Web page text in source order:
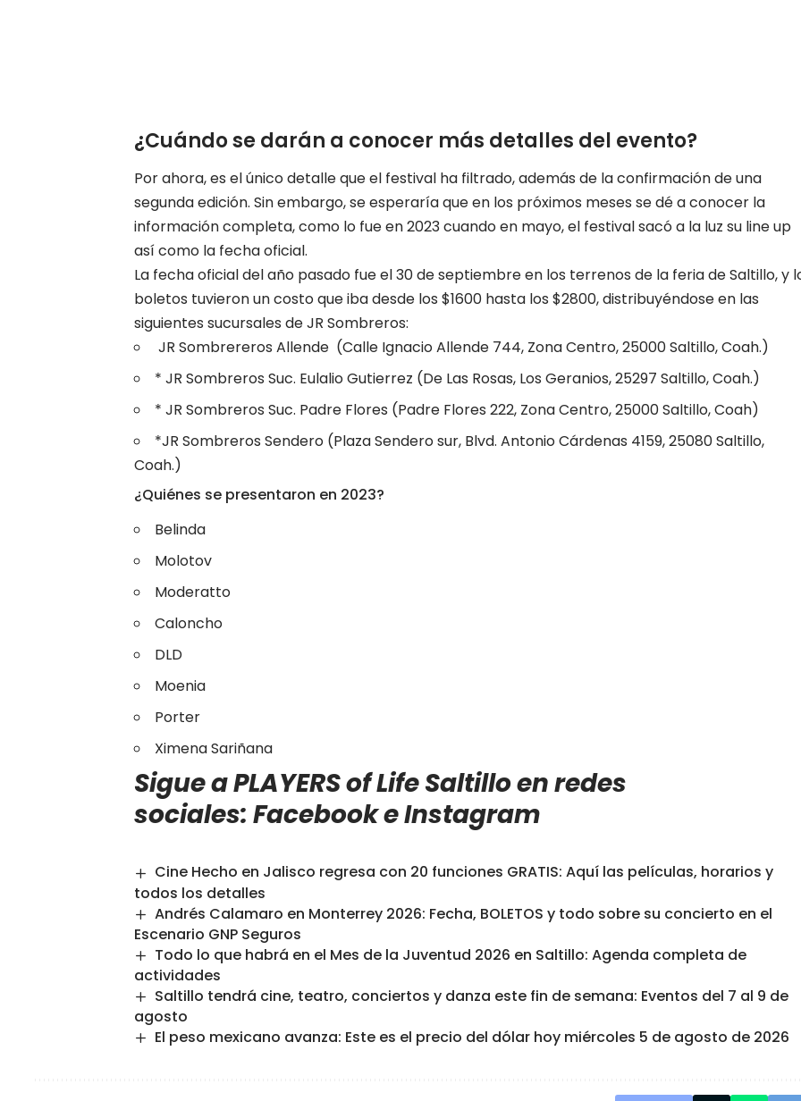
¿Cuándo se darán a conocer más detalles del evento?
Por ahora, es el único detalle que el festival ha filtrado, además de la confirmación de una
segunda edición. Sin embargo, se esperaría que en los próximos meses se dé a conocer la
información completa, como lo fue en 2023 cuando en mayo, el festival sacó a la luz su line up
así como la fecha oficial.
La fecha oficial del año pasado fue el 30 de septiembre en los terrenos de la feria de Saltillo, y
boletos tuvieron un costo que iba desde los $1600 hasta los $2800, distribuyéndose en las
siguientes sucursales de JR Sombreros:
JR Sombrereros Allende (Calle Ignacio Allende 744, Zona Centro, 25000 Saltillo, Coah.)
* JR Sombreros Suc. Eulalio Gutierrez (De Las Rosas, Los Geranios, 25297 Saltillo, Coah.)
* JR Sombreros Suc. Padre Flores (Padre Flores 222, Zona Centro, 25000 Saltillo, Coah)
*JR Sombreros Sendero (Plaza Sendero sur, Blvd. Antonio Cárdenas 4159, 25080 Saltillo,
Coah.)
¿Quiénes se presentaron en 2023?
Belinda
Molotov
Moderatto
Caloncho
DLD
Moenia
Porter
Ximena Sariñana
Sigue a PLAYERS of Life Saltillo en redes
sociales: FacebookeInstagram
Cine Hecho en Jalisco regresa con 20 funciones GRATIS: Aquí las películas, horarios y
todos los detalles
Andrés Calamaro en Monterrey 2026: Fecha, BOLETOS y todo sobre su concierto en el
Escenario GNP Seguros
Todo lo que habrá en el Mes de la Juventud 2026 en Saltillo: Agenda completa de
actividades
Saltillo tendrá cine, teatro, conciertos y danza este fin de semana: Eventos del 7 al 9 de
agosto
El peso mexicano avanza: Este es el precio del dólar hoy miércoles 5 de agosto de 2026